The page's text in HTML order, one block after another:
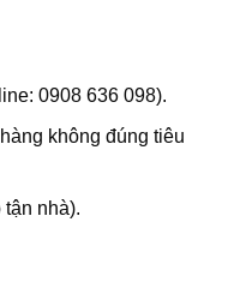
0908 636 098).
không đúng tiêu
nhà).